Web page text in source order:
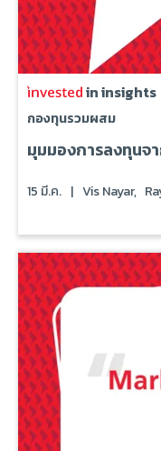
in insights
กองทุนรวมผสม
มุมมองการลงทุนจ
15 มี.ค. | Vis Nayar,